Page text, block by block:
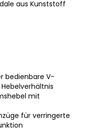
aus Kunststoff
bedienbare V-
mit
für verringerte